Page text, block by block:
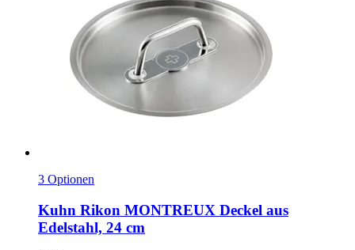
3 Optionen
Kuhn Rikon MONTREUX Deckel aus
Edelstahl, 24 cm